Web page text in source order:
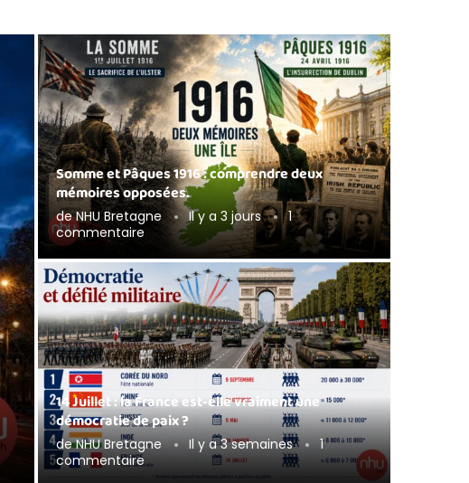
Somme et Pâques 1916 : comprendre deux
mémoires opposées.
deNHU Bretagne Il y a 3 jours
1
commentaire
14 Juillet : la France est-elle vraiment une
démocratie de paix ?
deNHU Bretagne Il y a 3 semaines
1
commentaire